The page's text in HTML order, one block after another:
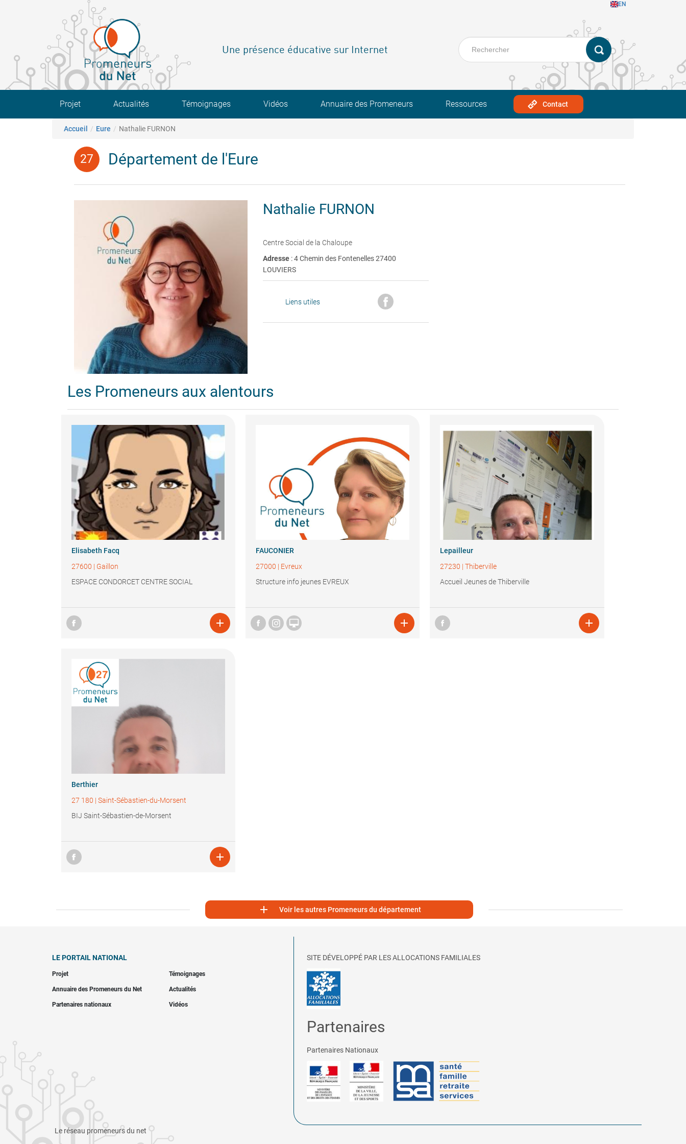
EN
Une présence éducative sur Internet
Main navigation
Projet Actualités Témoignages Vidéos Annuaire des Promeneurs Ressources Contact
Fil d'Ariane
Accueil Eure Nathalie FURNON
Département de l'Eure
Nathalie FURNON
Centre Social de la Chaloupe
Adresse : 4 Chemin des Fontenelles 27400
LOUVIERS
Liens utiles
Les Promeneurs aux alentours
Elisabeth Facq
27600 | Gaillon
ESPACE CONDORCET CENTRE SOCIAL

FAUCONIER
27000 | Evreux
Structure info jeunes EVREUX
 
Lepailleur
27230 |Thiberville
Accueil Jeunes de Thiberville

Berthier
27 180 | Saint-Sébastien-du-Morsent
BIJ Saint-Sébastien-de-Morsent

 Voir les autres Promeneurs du département
LE PORTAIL NATIONAL
Projet Témoignages
Annuaire des Promeneurs du Net Actualités
Partenaires nationaux Vidéos
SITE DÉVELOPPÉ PAR LES ALLOCATIONS FAMILIALES
Partenaires
Partenaires Nationaux
Le réseau promeneurs du net